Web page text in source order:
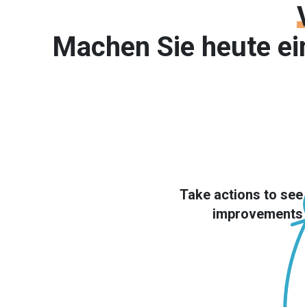
Machen Sie heute
Take actions to see
improvements